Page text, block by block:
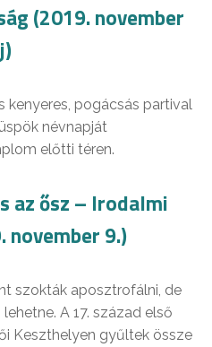
(2019. november
kenyeres, pogácsás partival
névnapját
előtti téren.
az ősz – Irodalmi
9.)
szokták aposztrofálni, de
A 17. század első
Keszthelyen gyűltek össze